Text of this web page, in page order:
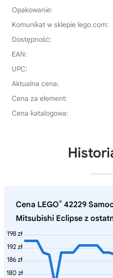
Opakowanie:
Komunikat w sklepie lego.com:
Dostępność:
EAN:
UPC:
Aktualna cena:
Cena za element:
Cena katalogowa:
Cena LEGO® 42229
Mitsubishi Eclipse z
198 zł
192 zł
186 zł
180 zł